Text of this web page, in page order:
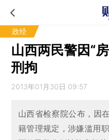
政经
山西两民警因“
刑拘
2013年01月30日 09:57
山西省检察院公布，因
籍管理规定，涉嫌滥用